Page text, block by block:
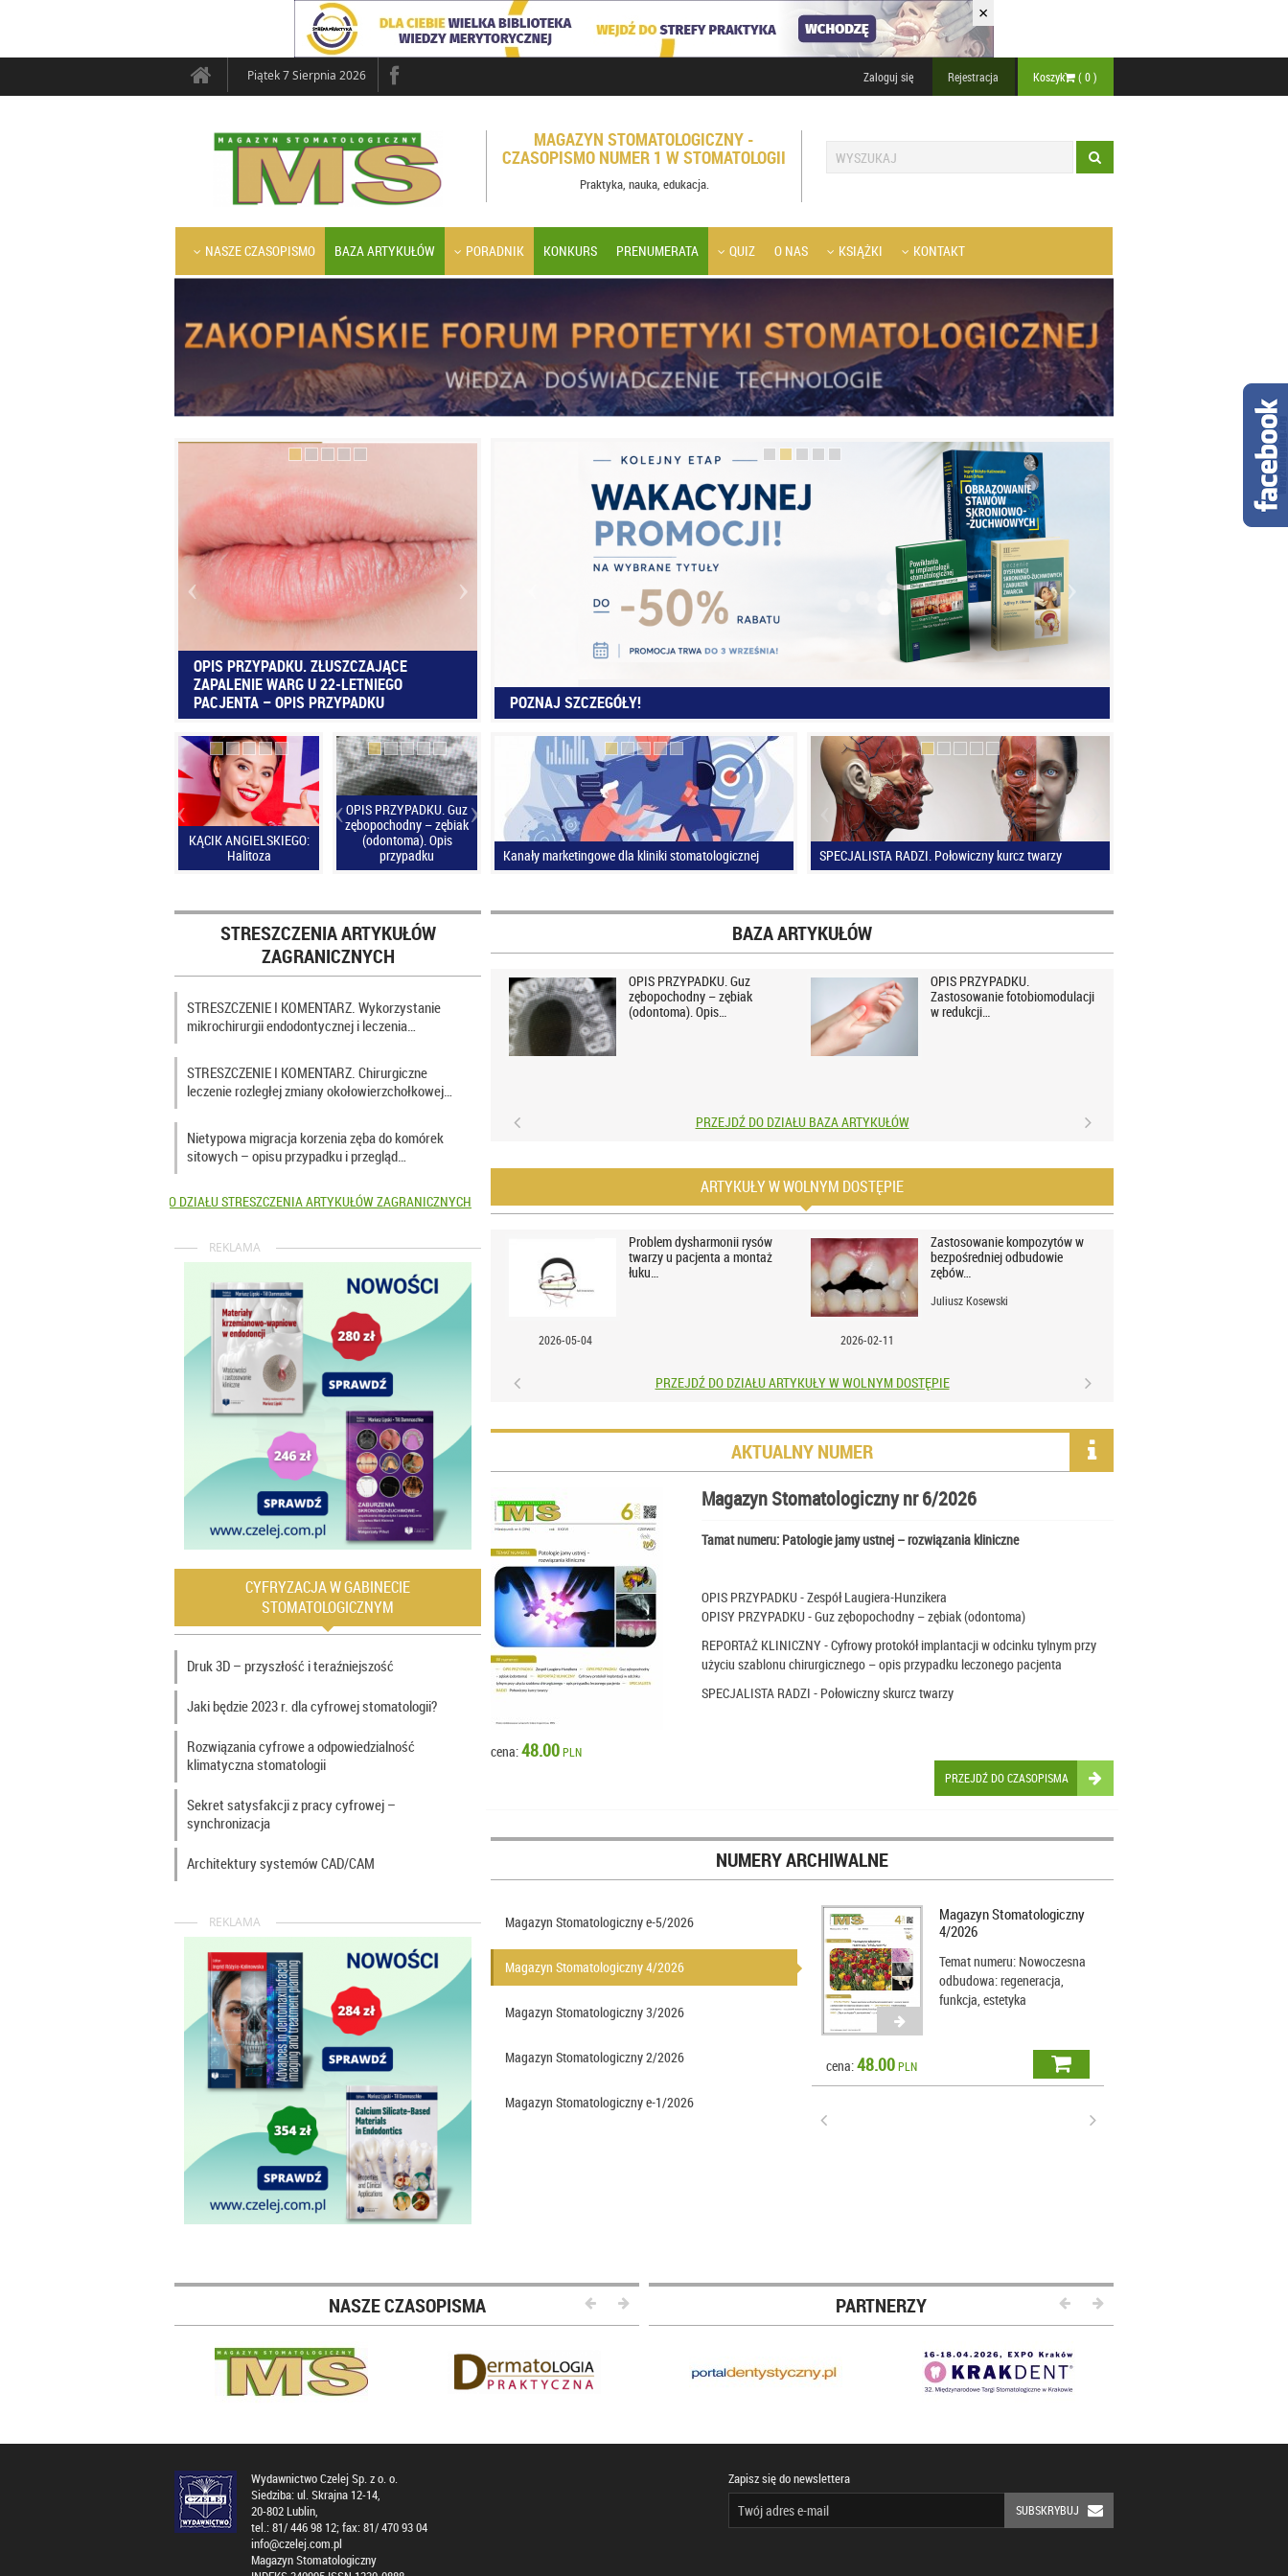
×
Piątek 7 Sierpnia 2026 Zaloguj się Rejestracja Koszyk (0)
MAGAZYN STOMATOLOGICZNY -
CZASOPISMO NUMER 1 W STOMATOLOGII
Praktyka, nauka, edukacja.
NASZE CZASOPISMO BAZA ARTYKUŁÓW PORADNIK KONKURS PRENUMERATA QUIZ O NAS KSIĄŻKI KONTAKT
OPIS PRZYPADKU. ZŁUSZCZAJĄCE
ZAPALENIE WARG U 22-LETNIEGO
PACJENTA – OPIS PRZYPADKU
KĄCIK ANGIELSKIEGO:
Halitoza
OPIS PRZYPADKU. Guz
zębopochodny – zębiak
(odontoma). Opis
przypadku
POZNAJ SZCZEGÓŁY!
Kanały marketingowe dla kliniki stomatologicznej SPECJALISTA RADZI. Połowiczny kurcz twarzy
BAZA ARTYKUŁÓW
OPIS PRZYPADKU. Guz
zębopochodny – zębiak
(odontoma). Opis…
OPIS PRZYPADKU.
Zastosowanie fotobiomodulacji
w redukcji…
PRZEJDŹ DO DZIAŁU BAZA ARTYKUŁÓW
ARTYKUŁY W WOLNYM DOSTĘPIE
2026-05-04
Problem dysharmonii rysów
twarzy u pacjenta a montaż
łuku…
2026-02-11
Zastosowanie kompozytów w
bezpośredniej odbudowie
zębów…
Juliusz Kosewski
PRZEJDŹ DO DZIAŁU ARTYKUŁY W WOLNYM DOSTĘPIE
AKTUALNY NUMER
Magazyn Stomatologiczny nr 6/2026
Tamat numeru: Patologie jamy ustnej – rozwiązania kliniczne
OPIS PRZYPADKU - Zespół Laugiera-Hunzikera
OPISY PRZYPADKU - Guz zębopochodny – zębiak (odontoma)
REPORTAŻ KLINICZNY - Cyfrowy protokół implantacji w odcinku tylnym przy
użyciu szablonu chirurgicznego – opis przypadku leczonego pacjenta
SPECJALISTA RADZI - Połowiczny skurcz twarzy
PRZEJDŹ DO CZASOPISMA
cena:48.00PLN
NUMERY ARCHIWALNE
Magazyn Stomatologiczny e-5/2026
Magazyn Stomatologiczny 4/2026
Magazyn Stomatologiczny 3/2026
Magazyn Stomatologiczny 2/2026
Magazyn Stomatologiczny e-1/2026
Magazyn Stomatologiczny
4/2026
Temat numeru: Nowoczesna
odbudowa: regeneracja,
funkcja, estetyka
cena:48.00PLN
STRESZCZENIA ARTYKUŁÓW
ZAGRANICZNYCH
STRESZCZENIE I KOMENTARZ. Wykorzystanie
mikrochirurgii endodontycznej i leczenia…
STRESZCZENIE I KOMENTARZ. Chirurgiczne
leczenie rozległej zmiany okołowierzchołkowej…
Nietypowa migracja korzenia zęba do komórek
sitowych – opisu przypadku i przegląd…
PRZEJDŹ DO DZIAŁU STRESZCZENIA ARTYKUŁÓW ZAGRANICZNYCH
REKLAMA
CYFRYZACJA W GABINECIE
STOMATOLOGICZNYM
Druk 3D – przyszłość i teraźniejszość
Jaki będzie 2023 r. dla cyfrowej stomatologii?
Rozwiązania cyfrowe a odpowiedzialność
klimatyczna stomatologii
Sekret satysfakcji z pracy cyfrowej –
synchronizacja
Architektury systemów CAD/CAM
REKLAMA
NASZE CZASOPISMA PARTNERZY
Wydawnictwo Czelej Sp. z o. o.
Siedziba: ul. Skrajna 12-14,
20-802 Lublin,
tel.: 81/ 446 98 12; fax: 81/ 470 93 04
info@czelej.com.pl
Magazyn Stomatologiczny
Zapisz się do newslettera
SUBSKRYBUJ